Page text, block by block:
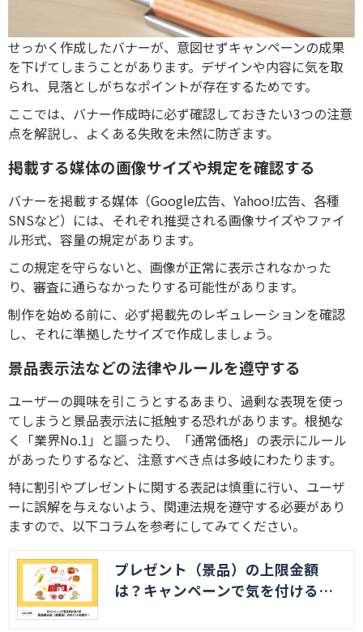
せっかく作成したバナーが、意図せずキャンペーンの成果
を下げてしまうことがあります。デザインや内容に気を取
られ、見落としがちなポイントが存在するためです。
ここでは、バナー作成時に必ず確認しておきたい3つの注意
点を解説し、よくある失敗を未然に防ぎます。
掲載する媒体の画像サイズや規定を確認する
バナーを掲載する媒体（Google広告、Yahoo!広告、各種
SNSなど）には、それぞれ推奨される画像サイズやファイ
ル形式、容量の規定があります。
この規定を守らないと、画像が正常に表示されなかった
り、審査に通らなかったりする可能性があります。
制作を始める前に、必ず掲載先のレギュレーションを確認
し、それに準拠したサイズで作成しましょう。
景品表示法などの法律やルールを遵守する
ユーザーの興味を引こうとするあまり、過剰な表現を使っ
てしまうと景品表示法に抵触する恐れがあります。根拠な
く「業界No.1」と謳ったり、「通常価格」の表示にルール
があったりするなど、注意すべき点は多岐にわたります。
特に割引やプレゼントに関する表記は慎重に行い、ユーザ
ーに誤解を与えないよう、関連法規を遵守する必要があり
ますので、以下コラムを参考にしてみてください。
プレゼント（景品）の上限金額
は？キャンペーンで気を付けるべ